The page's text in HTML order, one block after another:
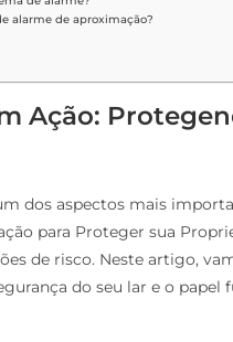
alarme de aproximação?
Ação:
dos aspectos mais
para Proteger sua
de risco. Neste artigo,
do seu lar e o